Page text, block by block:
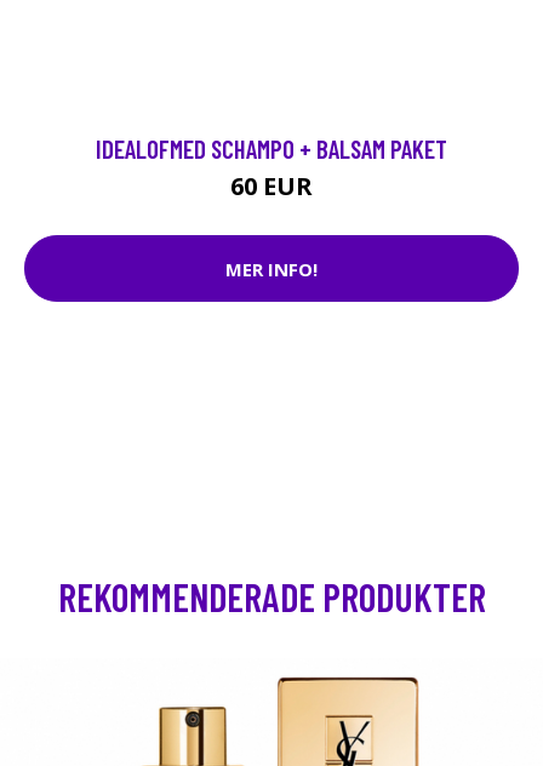
IDEALOFMED SCHAMPO + BALSAM PAKET
60 EUR
MER INFO!
REKOMMENDERADE PRODUKTER